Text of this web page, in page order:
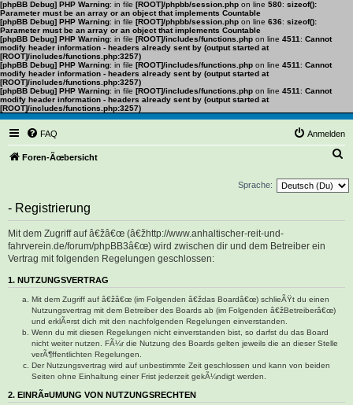
[phpBB Debug] PHP Warning: in file [ROOT]/phpbb/session.php on line 580: sizeof():
Parameter must be an array or an object that implements Countable
[phpBB Debug] PHP Warning: in file [ROOT]/phpbb/session.php on line 636: sizeof():
Parameter must be an array or an object that implements Countable
[phpBB Debug] PHP Warning: in file [ROOT]/includes/functions.php on line 4511 : Cannot
modify header information - headers already sent by (output started at
[ROOT]/includes/functions.php:3257)
[phpBB Debug] PHP Warning: in file [ROOT]/includes/functions.php on line 4511 : Cannot
modify header information - headers already sent by (output started at
[ROOT]/includes/functions.php:3257)
[phpBB Debug] PHP Warning: in file [ROOT]/includes/functions.php on line 4511 : Cannot
modify header information - headers already sent by (output started at
[ROOT]/includes/functions.php:3257)
FAQ Anmelden
Foren-Ãœbersicht
c
Sprache:
- Registrierung
Mit dem Zugriff auf â€žâ€œ (â€žhttp://www.anhaltischer-reit-und-
fahrverein.de/forum/phpBB3â€œ) wird zwischen dir und dem Betreiber ein
Vertrag mit folgenden Regelungen geschlossen:
1. NUTZUNGSVERTRAG
Mit dem Zugriff auf â€žâ€œ (im Folgenden â€ždas Boardâ€œ) schlieÃŸt du einen
Nutzungsvertrag mit dem Betreiber des Boards ab (im Folgenden â€žBetreiberâ€œ)
und erklÃ¤rst dich mit den nachfolgenden Regelungen einverstanden.
Wenn du mit diesen Regelungen nicht einverstanden bist, so darfst du das Board
nicht weiter nutzen. FÃ¼r die Nutzung des Boards gelten jeweils die an dieser Stelle
verÃ¶ffentlichten Regelungen.
Der Nutzungsvertrag wird auf unbestimmte Zeit geschlossen und kann von beiden
Seiten ohne Einhaltung einer Frist jederzeit gekÃ¼ndigt werden.
2. EINRÃ¤UMUNG VON NUTZUNGSRECHTEN